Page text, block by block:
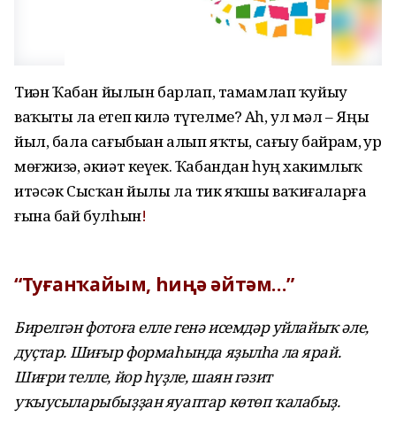
Тиҙҙән Ҡабан йылын барлап, тамамлап ҡуйыу
ваҡыты ла етеп килә түгелме? Аһ, ул мәл – Яңы
йыл, бала сағыбыҙҙан алып яҡты, сағыу байрам, ҙур
мөғжизә, әкиәт кеүек. Ҡабандан һуң хакимлыҡ
итәсәк Сысҡан йылы ла тик яҡшы ваҡиғаларға
ғына бай булһын!
“Туғанҡайым, һиңә әйтәм…”
Бирелгән фотоға елле генә исемдәр уйлайыҡ әле,
дуҫтар. Шиғыр формаһында яҙылһа ла ярай.
Шиғри телле, йор һүҙле, шаян гәзит
уҡыусыларыбыҙҙан яуаптар көтөп ҡалабыҙ.